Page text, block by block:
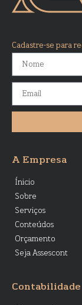
Cadastre-se para
A Empresa
Ínicio
Sobre
Serviços
Conteúdos
Orçamento
Seja Assescont
Contabilidade